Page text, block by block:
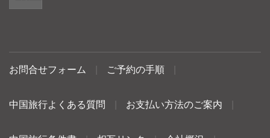
お問合せフォーム ご予約の手順
中国旅行よくある質問 お支払い方法のご案内